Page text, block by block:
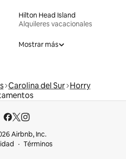
Hilton Head Island
Alquileres vacacionales
Mostrar más
Carolina del Sur Horry
Airbnb, Inc.
Términos